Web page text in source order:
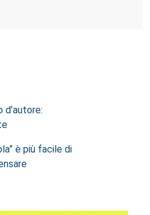
è più facile di